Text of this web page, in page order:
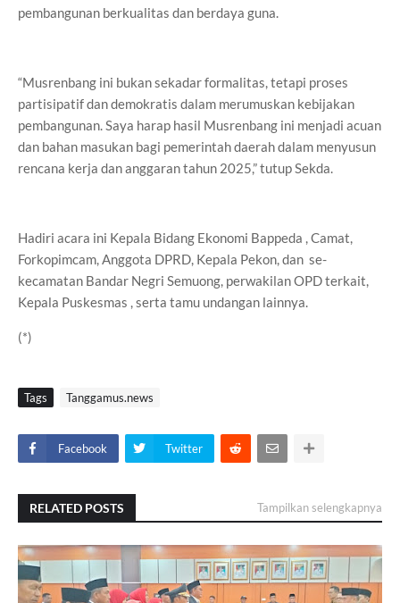
pembangunan berkualitas dan berdaya guna.
“Musrenbang ini bukan sekadar formalitas, tetapi proses
partisipatif dan demokratis dalam merumuskan kebijakan
pembangunan. Saya harap hasil Musrenbang ini menjadi acuan
dan bahan masukan bagi pemerintah daerah dalam menyusun
rencana kerja dan anggaran tahun 2025,” tutup Sekda.
Hadiri acara ini Kepala Bidang Ekonomi Bappeda , Camat,
Forkopimcam, Anggota DPRD, Kepala Pekon, dan se-
kecamatan Bandar Negri Semuong, perwakilan OPD terkait,
Kepala Puskesmas , serta tamu undangan lainnya.
(*)
Tags Tanggamus.news
Facebook Twitter
RELATED POSTS Tampilkan selengkapnya